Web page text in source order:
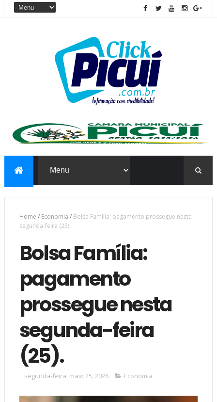
Home / Economia / Bolsa Família: pagamento prossegue nesta
segunda-feira (25).
Bolsa Família:
pagamento
prossegue nesta
segunda-feira
(25).
segunda-feira, maio 25, 2026 Economia